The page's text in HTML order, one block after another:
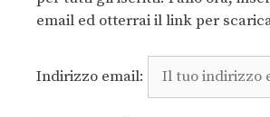
email ed otterrai il link per
Indirizzo email: